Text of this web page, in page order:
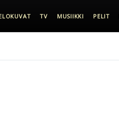
TV MUSIIKKI PELIT